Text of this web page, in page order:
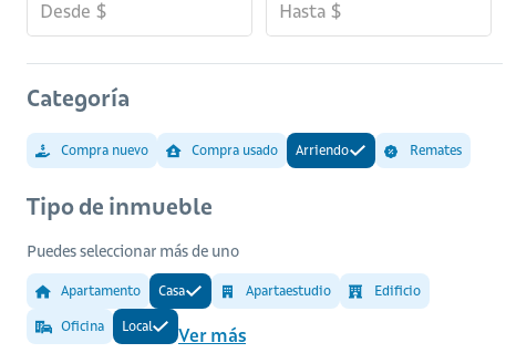
Categoría
Compra nuevo Compra usado Arriendo Remates
Tipo de inmueble
Puedes seleccionar más de uno
Apartamento Casa Apartaestudio Edificio
Oficina Local Ver más